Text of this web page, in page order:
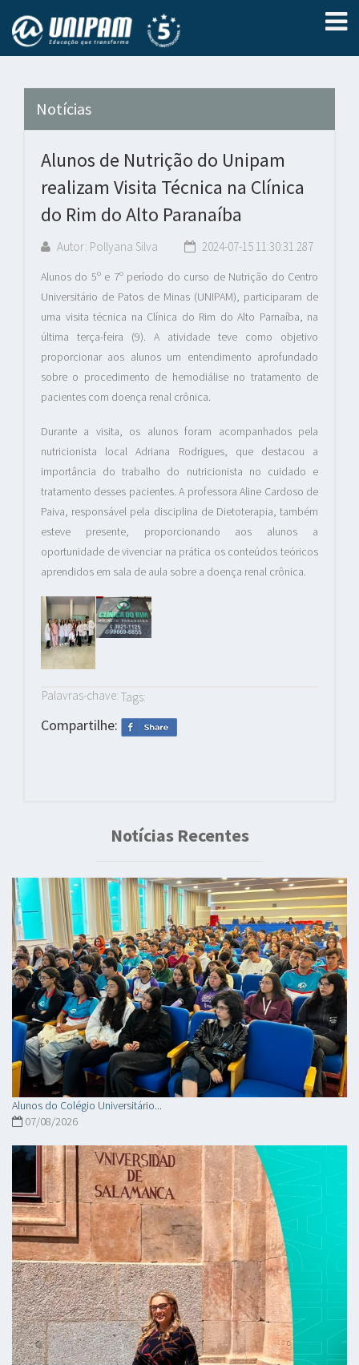
Notícias
Alunos de Nutrição do Unipam
realizam Visita Técnica na Clínica
do Rim do Alto Paranaíba
Autor: Pollyana Silva 2024-07-15 11:30:31.287
Alunos do 5º e 7º período do curso de Nutrição do Centro
Universitário de Patos de Minas (UNIPAM), participaram de
uma visita técnica na Clínica do Rim do Alto Parnaíba, na
última terça-feira (9). A atividade teve como objetivo
proporcionar aos alunos um entendimento aprofundado
sobre o procedimento de hemodiálise no tratamento de
pacientes com doença renal crônica.
Durante a visita, os alunos foram acompanhados pela
nutricionista local Adriana Rodrigues, que destacou a
importância do trabalho do nutricionista no cuidado e
tratamento desses pacientes. A professora Aline Cardoso de
Paiva, responsável pela disciplina de Dietoterapia, também
esteve presente, proporcionando aos alunos a
oportunidade de vivenciar na prática os conteúdos teóricos
aprendidos em sala de aula sobre a doença renal crônica.
Palavras-chave: Tags:
Compartilhe:
Notícias Recentes
Alunos do Colégio Universitário...
07/08/2026